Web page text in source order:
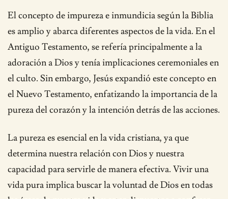
El concepto de impureza e inmundicia según la Biblia
es amplio y abarca diferentes aspectos de la vida. En el
Antiguo Testamento, se refería principalmente a la
adoración a Dios y tenía implicaciones ceremoniales en
el culto. Sin embargo, Jesús expandió este concepto en
el Nuevo Testamento, enfatizando la importancia de la
pureza del corazón y la intención detrás de las acciones.
La pureza es esencial en la vida cristiana, ya que
determina nuestra relación con Dios y nuestra
capacidad para servirle de manera efectiva. Vivir una
vida pura implica buscar la voluntad de Dios en todas